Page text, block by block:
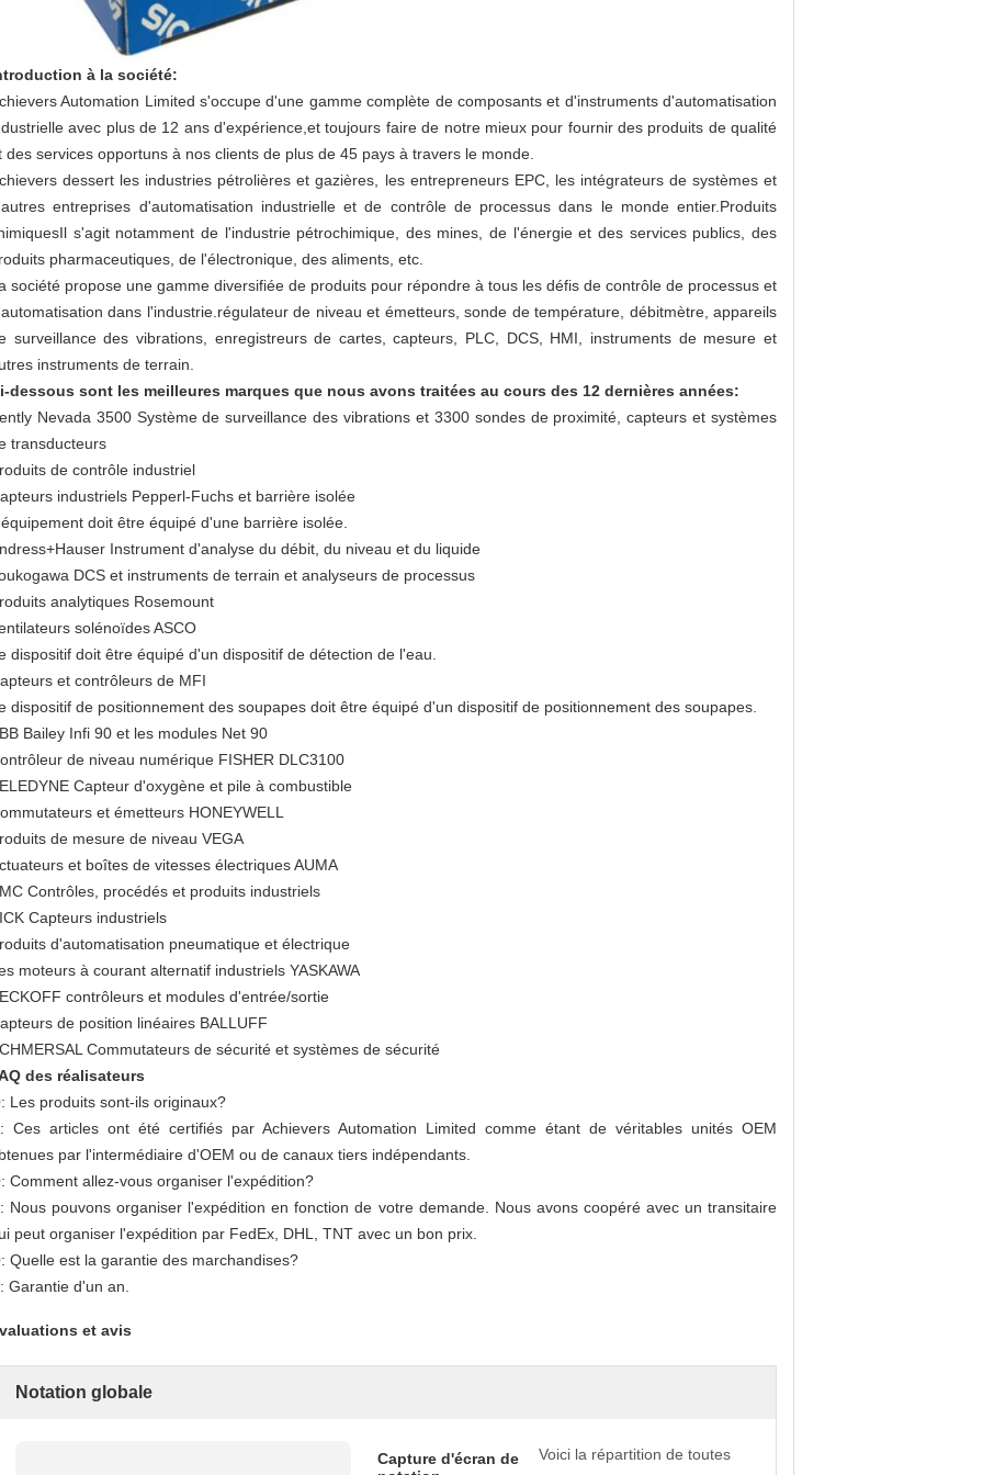
à la société:
Automation Limited s'occupe d'une gamme complète de composants et d'instruments d'automatisation
avec plus de 12 ans d'expérience,et toujours faire de notre mieux pour fournir des produits de qualité
des services opportuns à nos clients de plus de 45 pays à travers le monde.
dessert les industries pétrolières et gazières, les entrepreneurs EPC, les intégrateurs de systèmes et
entreprises d'automatisation industrielle et de contrôle de processus dans le monde entier.Produits
s'agit notamment de l'industrie pétrochimique, des mines, de l'énergie et des services publics, des
pharmaceutiques, de l'électronique, des aliments, etc.
société propose une gamme diversifiée de produits pour répondre à tous les défis de contrôle de processus et
dans l'industrie.régulateur de niveau et émetteurs, sonde de température, débitmètre, appareils
surveillance des vibrations, enregistreurs de cartes, capteurs, PLC, DCS, HMI, instruments de mesure et
instruments de terrain.
dessous sont les meilleures marques que nous avons traitées au cours des 12 dernières années:
Nevada 3500 Système de surveillance des vibrations et 3300 sondes de proximité, capteurs et systèmes
transducteurs
de contrôle industriel
industriels Pepperl-Fuchs et barrière isolée
doit être équipé d'une barrière isolée.
Instrument d'analyse du débit, du niveau et du liquide
DCS et instruments de terrain et analyseurs de processus
analytiques Rosemount
solénoïdes ASCO
dispositif doit être équipé d'un dispositif de détection de l'eau.
et contrôleurs de MFI
dispositif de positionnement des soupapes doit être équipé d'un dispositif de positionnement des soupapes.
Bailey Infi 90 et les modules Net 90
de niveau numérique FISHER DLC3100
Capteur d'oxygène et pile à combustible
et émetteurs HONEYWELL
de mesure de niveau VEGA
et boîtes de vitesses électriques AUMA
Contrôles, procédés et produits industriels
Capteurs industriels
d'automatisation pneumatique et électrique
moteurs à courant alternatif industriels YASKAWA
contrôleurs et modules d'entrée/sortie
de position linéaires BALLUFF
Commutateurs de sécurité et systèmes de sécurité
des réalisateurs
Les produits sont-ils originaux?
Ces articles ont été certifiés par Achievers Automation Limited comme étant de véritables unités OEM
par l'intermédiaire d'OEM ou de canaux tiers indépendants.
Comment allez-vous organiser l'expédition?
Nous pouvons organiser l'expédition en fonction de votre demande. Nous avons coopéré avec un transitaire
peut organiser l'expédition par FedEx, DHL, TNT avec un bon prix.
Quelle est la garantie des marchandises?
Garantie d'un an.
et avis
Notation globale
Capture d'écran de
Voici la répartition de toutes